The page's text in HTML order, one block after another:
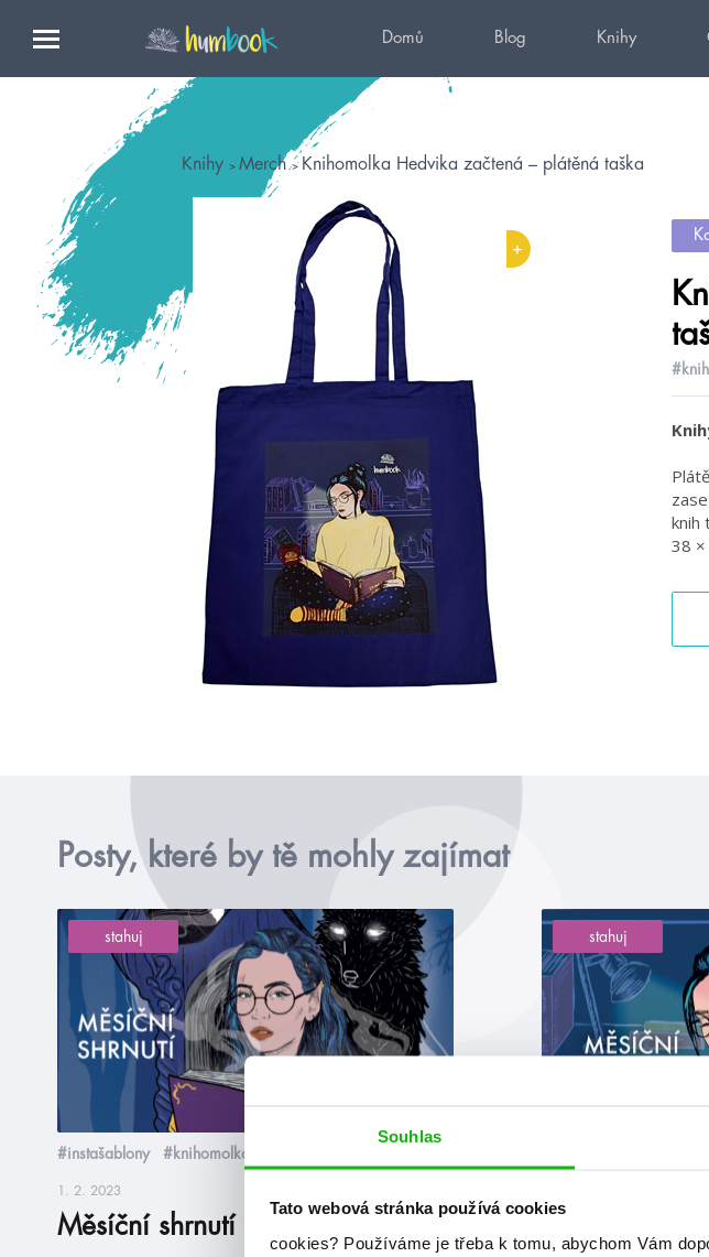
Souhlas
Tato webová stránka používá cookies
cookies? Používáme je třeba k tomu, abychom Vám
Domů Blog Knihy
Knihy Merch Knihomolka Hedvika začtená – plátěná taška
+
knih
38 ×
Posty, které by tě mohly zajímat
stahuj
#instašablony #knihomolkahedvika
1. 2. 2023
Měsíční shrnutí vol. 2
stahuj